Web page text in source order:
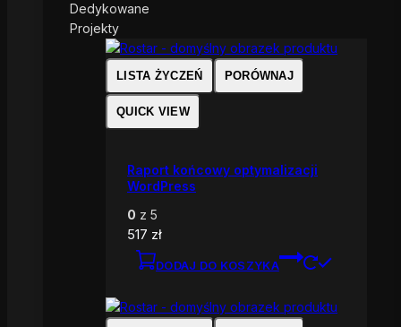
Dedykowane
Projekty
LISTA ŻYCZEŃ PORÓWNAJ
QUICK VIEW
Raport końcowy optymalizacji
WordPress
0 z 5
517 zł
DODAJ DO KOSZYKA